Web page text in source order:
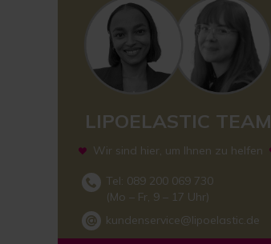
LIPOELASTIC TEAM
Wir sind hier, um Ihnen zu helfen
Tel: 089 200 069 730
(Mo – Fr, 9 – 17 Uhr)
kundenservice@lipoelastic.de